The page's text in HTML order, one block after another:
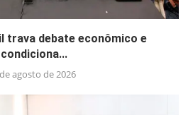
trava debate econômico e
condiciona...
agosto de 2026